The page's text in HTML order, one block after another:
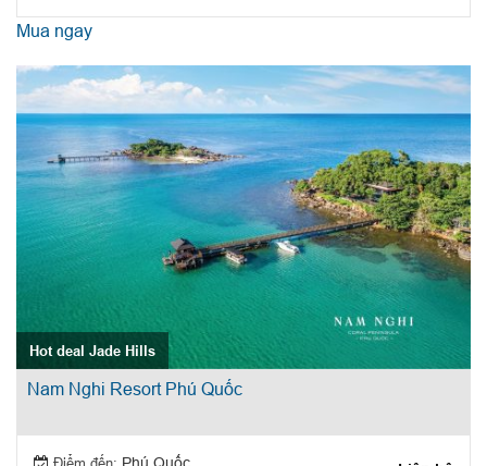
Mua ngay
Hot deal Jade Hills
Nam Nghi Resort Phú Quốc
Điểm đến: Phú Quốc